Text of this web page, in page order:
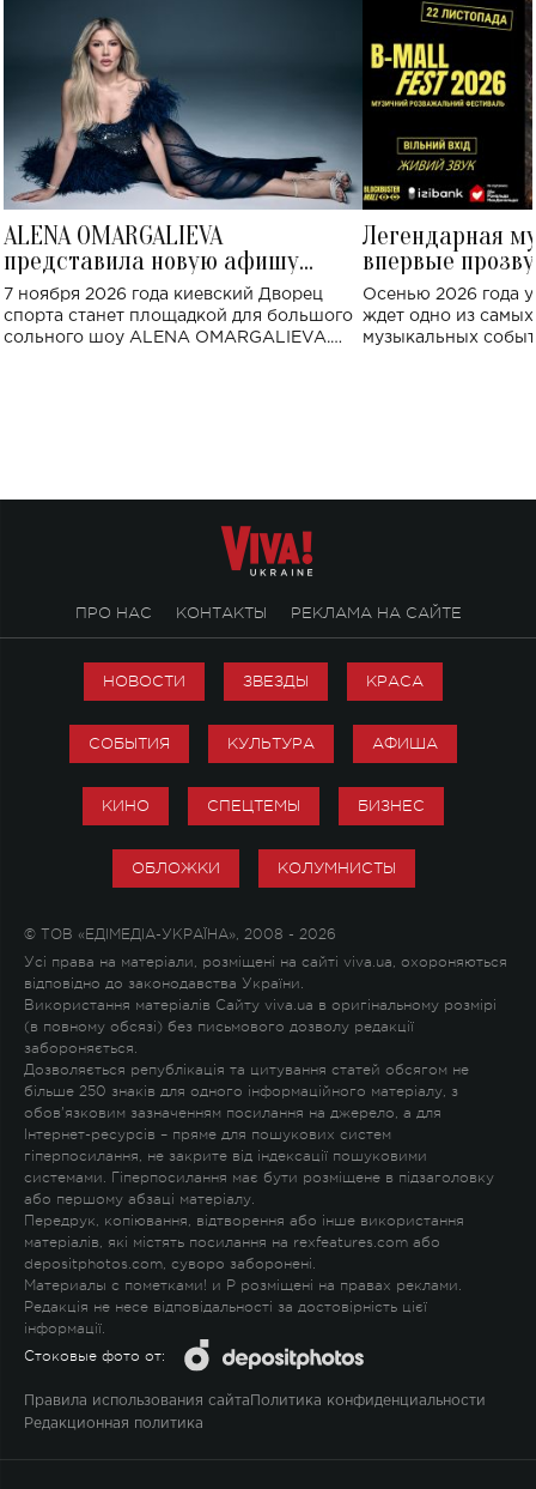
ALENA OMARGALIEVA
представила новую афишу
большого концерта во Дворце
спорта
7 ноября 2026 года киевский Дворец
спорта станет площадкой для большого
сольного шоу ALENA OMARGALIEVA.
Легендарная
впервые
Украине: где
Осенью 2026 года
ждет одно из
музыкальных
ПРО НАС КОНТАКТЫ РЕКЛАМА НА САЙТЕ
НОВОСТИ ЗВЕЗДЫ КРАСА
СОБЫТИЯ КУЛЬТУРА АФИША
КИНО СПЕЦТЕМЫ БИЗНЕС
ОБЛОЖКИ КОЛУМНИСТЫ
© ТОВ «ЕДІМЕДІА-УКРАЇНА», 2008 - 2026
Усі права на матеріали, розміщені на сайті viva.ua, охороняються
відповідно до законодавства України.
Використання матеріалів Сайту viva.ua в оригінальному розмірі
(в повному обсязі) без письмового дозволу редакції
забороняється.
Дозволяється републікація та цитування статей обсягом не
більше 250 знаків для одного інформаційного матеріалу, з
обов'язковим зазначенням посилання на джерело, а для
Інтернет-ресурсів – пряме для пошукових систем
гіперпосилання, не закрите від індексації пошуковими
системами. Гіперпосилання має бути розміщене в підзаголовку
або першому абзаці матеріалу.
Передрук, копіювання, відтворення або інше використання
матеріалів, які містять посилання на rexfeatures.com або
depositphotos.com, суворо заборонені.
Материалы с пометками! и P розміщені на правах реклами.
Редакція не несе відповідальності за достовірність цієї
інформації.
Стоковые фото от:
Правила использования сайта Политика конфиденциальности
Редакционная политика